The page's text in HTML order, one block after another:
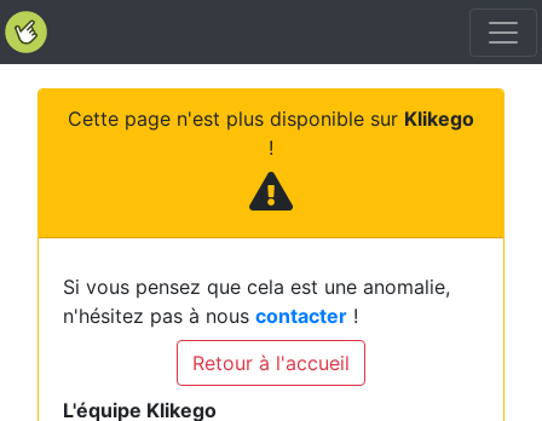
Cette page n'est plus disponible sur Klikego
!
Si vous pensez que cela est une anomalie,
n'hésitez pas à nous contacter !
Retour à l'accueil
L'équipe Klikego